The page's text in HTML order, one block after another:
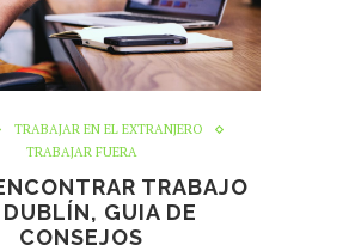
TRABAJAR EN EL EXTRANJERO
TRABAJAR FUERA
TRABAJO
DUBLÍN, GUIA DE
CONSEJOS